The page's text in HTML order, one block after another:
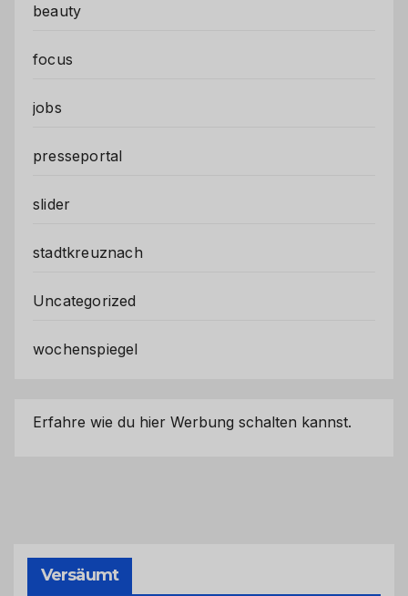
beauty
focus
jobs
presseportal
slider
stadtkreuznach
Uncategorized
wochenspiegel
Erfahre wie du hier Werbung schalten kannst.
Versäumt